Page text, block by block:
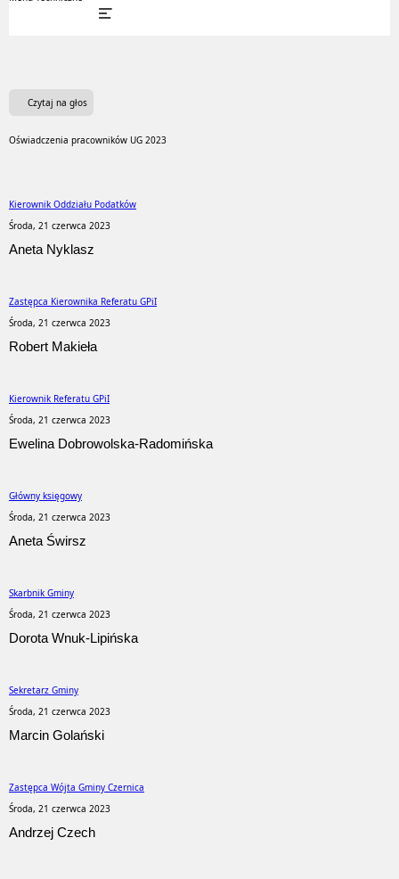
Czytaj na głos
Oświadczenia pracowników UG 2023
Kierownik Oddziału Podatków
Środa, 21 czerwca 2023
Aneta Nyklasz
Zastępca Kierownika Referatu GPiI
Środa, 21 czerwca 2023
Robert Makieła
Kierownik Referatu GPiI
Środa, 21 czerwca 2023
Ewelina Dobrowolska-Radomińska
Główny księgowy
Środa, 21 czerwca 2023
Aneta Świrsz
Skarbnik Gminy
Środa, 21 czerwca 2023
Dorota Wnuk-Lipińska
Sekretarz Gminy
Środa, 21 czerwca 2023
Marcin Golański
Zastępca Wójta Gminy Czernica
Środa, 21 czerwca 2023
Andrzej Czech